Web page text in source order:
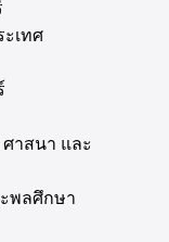
เทศ
าสนา และ
พลศึกษา